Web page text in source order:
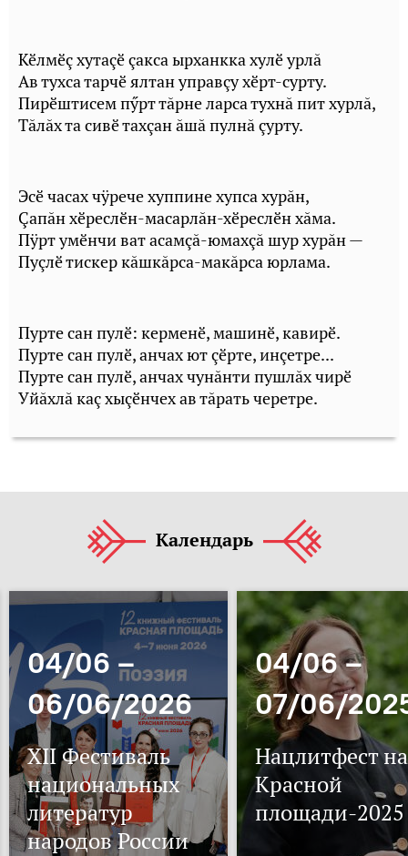
Кӗлмӗç хутаçӗ çакса ырханкка хулӗ урлă
Ав тухса тарчӗ ялтан управçу хӗрт-сурту.
Пирӗштисем пӳрт тăрне ларса тухнă пит хурлă,
Тăлăх та сивӗ тахçан ăшă пулнă çурту.
Эсӗ часах чÿрече хуппине хупса хурăн,
Çапăн хӗреслӗн-масарлăн-хӗреслӗн хăма.
Пÿрт умӗнчи ват асамçă-юмахçă шур хурăн —
Пуçлӗ тискер кăшкăрса-макăрса юрлама.
Пурте сан пулӗ: керменӗ, машинӗ, кавирӗ.
Пурте сан пулӗ, анчах ют çӗрте, инçетре...
Пурте сан пулӗ, анчах чунăнти пушлăх чирӗ
Уйăхлă каç хыçӗнчех ав тăрать черетре.
Календарь
04/06 –
06/06/2026
XII Фестиваль
национальных
литератур
народов России
04/06 –
07/06/
Нацлитфест на
Красной
площади-2025